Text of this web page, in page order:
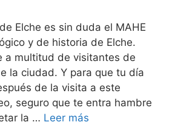
Elche es sin duda el MAHE
y de historia de Elche.
a multitud de visitantes de
la ciudad. Y para que tu día
de la visita a este
seguro que te entra hambre
la … Leer más